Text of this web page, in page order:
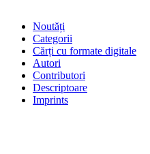
Noutăți
Categorii
Cărți cu formate digitale
Autori
Contributori
Descriptoare
Imprints